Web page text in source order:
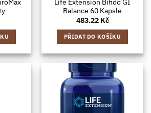
Life Extension Bifido GI
Balance 60 Kapsle
483.22 Kč
PŘIDAT DO KOŠÍKU